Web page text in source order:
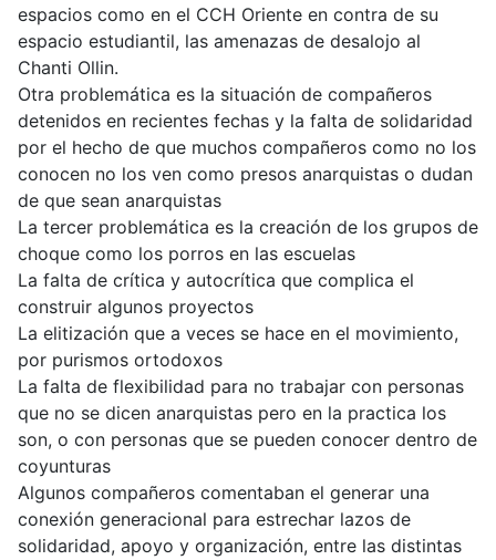
espacios como en el CCH Oriente en contra de su
espacio estudiantil, las amenazas de desalojo al
Chanti Ollin.
Otra problemática es la situación de compañeros
detenidos en recientes fechas y la falta de solidaridad
por el hecho de que muchos compañeros como no los
conocen no los ven como presos anarquistas o dudan
de que sean anarquistas
La tercer problemática es la creación de los grupos de
choque como los porros en las escuelas
La falta de crítica y autocrítica que complica el
construir algunos proyectos
La elitización que a veces se hace en el movimiento,
por purismos ortodoxos
La falta de flexibilidad para no trabajar con personas
que no se dicen anarquistas pero en la practica los
son, o con personas que se pueden conocer dentro de
coyunturas
Algunos compañeros comentaban el generar una
conexión generacional para estrechar lazos de
solidaridad, apoyo y organización, entre las distintas